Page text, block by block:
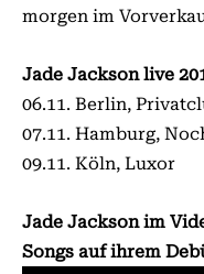
morgen im
Jade Jackson live
06.11. Berlin,
07.11. Hamburg,
09.11. Köln, Luxor
Jade Jackson im
Songs auf ihrem